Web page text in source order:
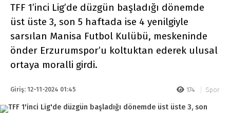
TFF 1’inci Lig’de düzgün başladığı dönemde
üst üste 3, son 5 haftada ise 4 yenilgiyle
sarsılan Manisa Futbol Kulübü, meskeninde
önder Erzurumspor’u koltuktan ederek ulusal
ortaya moralli girdi.
Giriş: 12-11-2024 01:45 174 Spor